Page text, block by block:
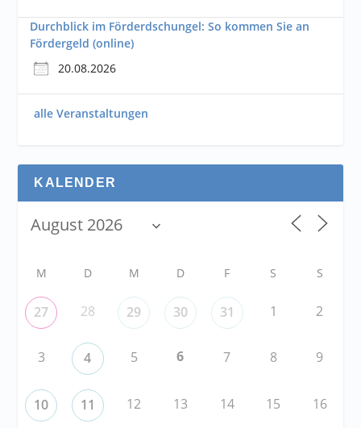
Durchblick im Förderdschungel: So kommen Sie an
Fördergeld (online)
20.08.2026
alle Veranstaltungen
KALENDER
M D M D F S S
27 28 29 30 31 1 2
3 4 5 6 7 8 9
10 11 12 13 14 15 16